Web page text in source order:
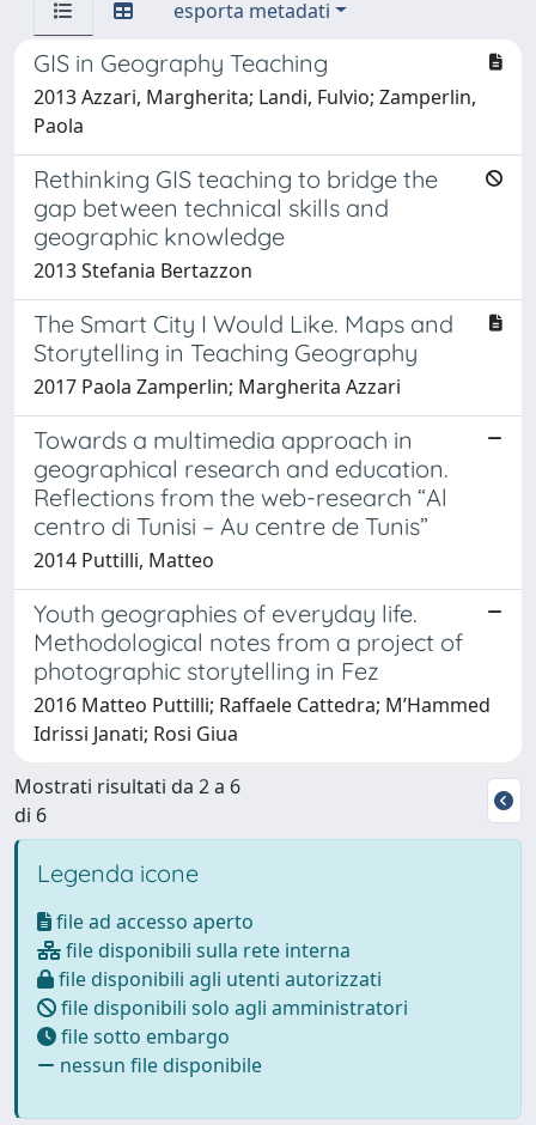
esporta metadati
GIS in Geography Teaching
2013 Azzari, Margherita; Landi, Fulvio; Zamperlin,
Paola
Rethinking GIS teaching to bridge the
gap between technical skills and
geographic knowledge
2013 Stefania Bertazzon
The Smart City I Would Like. Maps and
Storytelling in Teaching Geography
2017 Paola Zamperlin; Margherita Azzari
Towards a multimedia approach in
geographical research and education.
Reflections from the web-research “Al
centro di Tunisi – Au centre de Tunis”
2014 Puttilli, Matteo
Youth geographies of everyday life.
Methodological notes from a project of
photographic storytelling in Fez
2016 Matteo Puttilli; Raffaele Cattedra; M’Hammed
Idrissi Janati; Rosi Giua
Mostrati risultati da 2 a 6
di 6
Legenda icone
file ad accesso aperto
file disponibili sulla rete interna
file disponibili agli utenti autorizzati
file disponibili solo agli amministratori
file sotto embargo
nessun file disponibile